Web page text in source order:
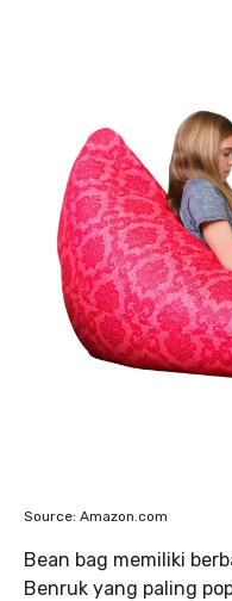
Source: Amazon.com
Bean bag memiliki
Benruk yang paling